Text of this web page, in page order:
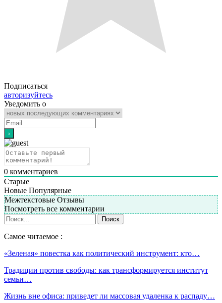
Подписаться
авторизуйтесь
Уведомить о
0 комментариев
Старые
Новые Популярные
Межтекстовые Отзывы
Посмотреть все комментарии
Самое читаемое :
«Зеленая» повестка как политический инструмент: кто…
Традиции против свободы: как трансформируется институт
семьи…
Жизнь вне офиса: приведет ли массовая удаленка к распаду…